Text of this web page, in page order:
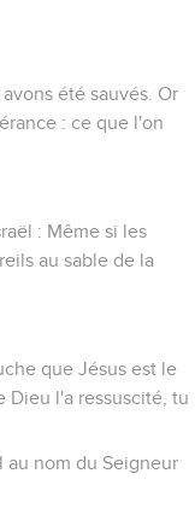
été sauvés. Or
: ce que l'on
: Même si les
au sable de la
que Jésus est le
Dieu l'a ressuscité, tu
au nom du Seigneur